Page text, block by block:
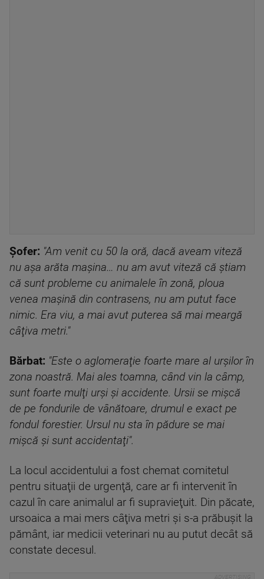
Șofer: "Am venit cu 50 la oră, dacă aveam viteză
nu aşa arăta maşina… nu am avut viteză că ştiam
că sunt probleme cu animalele în zonă, ploua
venea maşină din contrasens, nu am putut face
nimic. Era viu, a mai avut puterea să mai meargă
câţiva metri."
Bărbat: "Este o aglomeraţie foarte mare al urşilor în
zona noastră. Mai ales toamna, când vin la câmp,
sunt foarte mulţi urşi şi accidente. Ursii se mişcă
de pe fondurile de vânătoare, drumul e exact pe
fondul forestier. Ursul nu sta în pădure se mai
mişcă şi sunt accidentaţi".
La locul accidentului a fost chemat comitetul
pentru situaţii de urgenţă, care ar fi intervenit în
cazul în care animalul ar fi supravieţuit. Din păcate,
ursoaica a mai mers câţiva metri şi s-a prăbuşit la
pământ, iar medicii veterinari nu au putut decât să
constate decesul.